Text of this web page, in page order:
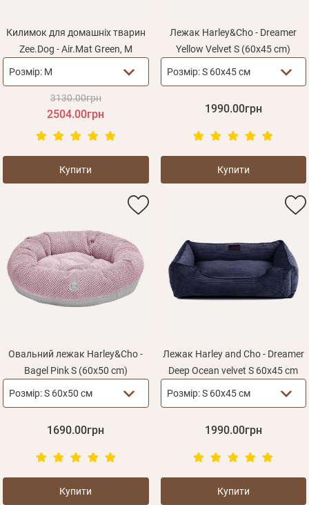
Килимок для домашніх тварин
Zee.Dog - Air.Mat Green, M
Розмір: M
3130.00грн
2504.00грн
Купити
Лежак Harley&Cho - Dreamer
Yellow Velvet S (60х45 cm)
Розмір:S 60х45 см
1990.00грн
Купити
Овальний лежак Harley&Cho -
Bagel Pink S (60х50 cm)
Розмір:S 60х50 см
1690.00грн
Купити
Лежак Harley and Cho - Dreamer
Deep Ocean velvet S 60x45 cm
Розмір:S 60x45 см
1990.00грн
Купити